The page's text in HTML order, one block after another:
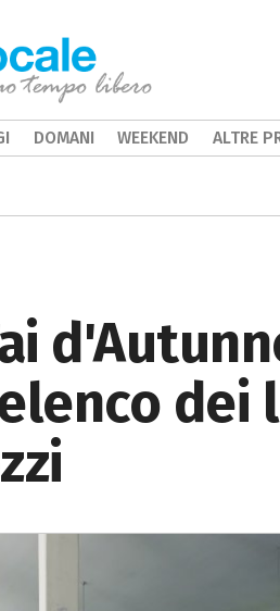
dei
DOMANI WEEKEND ALTRE